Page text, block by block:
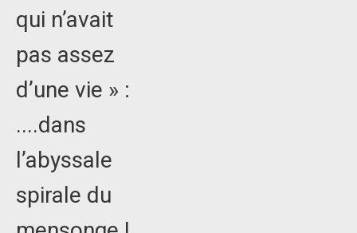
qui n’avait
pas assez
d’une vie » :
....dans
l’abyssale
spirale du